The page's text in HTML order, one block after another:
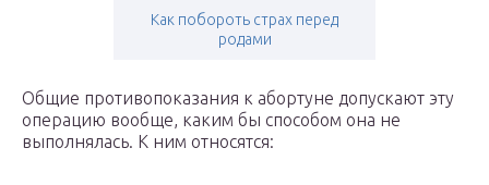
Как побороть страх перед
родами
Общие противопоказания к абортуне допускают эту
операцию вообще, каким бы способом она не
выполнялась. К ним относятся: